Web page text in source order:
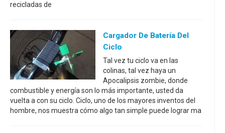
recicladas de
Cargador De Batería Del
Ciclo
Tal vez tu ciclo va en las
colinas, tal vez haya un
Apocalipsis zombie, donde
combustible y energía son lo más importante, usted da
vuelta a con su ciclo. Ciclo, uno de los mayores inventos del
hombre, nos muestra cómo algo tan simple puede lograr ma